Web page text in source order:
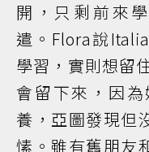
開，只剩前來
遣。Flora說
學習，實則想留
會留下來，因
養，亞圖發現但
愫。雖有舊朋友